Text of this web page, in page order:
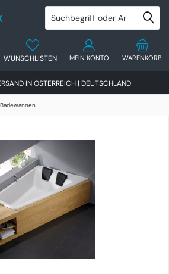
IN ÖSTERREICH | DEUTSCHLAND
WARENKORB
WUNSCHLISTEN MEIN KONTO